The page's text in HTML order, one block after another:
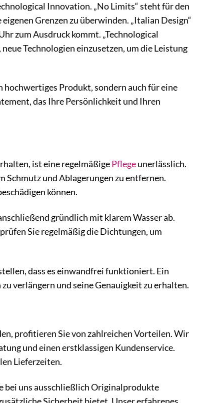
Innovation. „No Limits“ steht für den
Grenzen zu überwinden. „Italian Design“
zum Ausdruck kommt. „Technological
Technologien einzusetzen, um die Leistung
hochwertiges Produkt, sondern auch für eine
das Ihre Persönlichkeit und Ihren
ist eine regelmäßigePflegeunerlässlich.
Schmutz und Ablagerungen zu entfernen.
können.
gründlich mit klarem Wasser ab.
Sie regelmäßig die Dichtungen, um
dass es einwandfrei funktioniert. Ein
verlängern und seine Genauigkeit zu erhalten.
profitieren Sie von zahlreichen Vorteilen. Wir
und einen erstklassigen Kundenservice.
Lieferzeiten.
bei uns ausschließlich Originalprodukte